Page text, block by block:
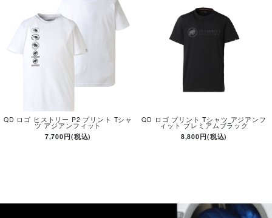
QD ロゴ ヒストリー P2 プリント Tシャ
ツ アジアンフィット
7,700円(税込)
QD ロゴ プリント Tシャツ アジアンフ
ィット プレミアムブラック
8,800円(税込)